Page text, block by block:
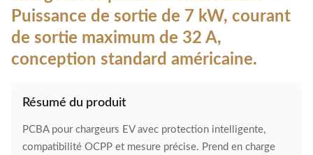
Puissance de sortie de 7 kW, courant
de sortie maximum de 32 A,
conception standard américaine.
Résumé du produit
PCBA pour chargeurs EV avec protection intelligente,
compatibilité OCPP et mesure précise. Prend en charge